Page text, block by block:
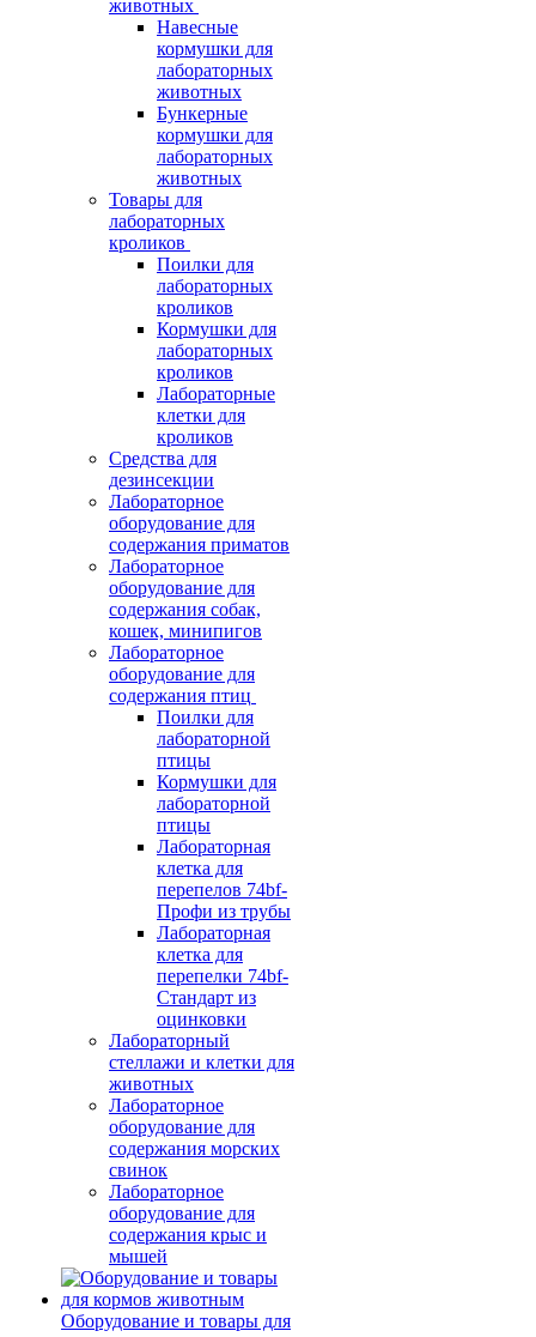
животных
Навесные
кормушки для
лабораторных
животных
Бункерные
кормушки для
лабораторных
животных
Товары для
лабораторных
кроликов
Поилки для
лабораторных
кроликов
Кормушки для
лабораторных
кроликов
Лабораторные
клетки для
кроликов
Средства для
дезинсекции
Лабораторное
оборудование для
содержания приматов
Лабораторное
оборудование для
содержания собак,
кошек, минипигов
Лабораторное
оборудование для
содержания птиц
Поилки для
лабораторной
птицы
Кормушки для
лабораторной
птицы
Лабораторная
клетка для
перепелов 74bf-
Профи из трубы
Лабораторная
клетка для
перепелки 74bf-
Стандарт из
оцинковки
Лабораторный
стеллажи и клетки для
животных
Лабораторное
оборудование для
содержания морских
свинок
Лабораторное
оборудование для
содержания крыс и
мышей
Оборудование и товары для